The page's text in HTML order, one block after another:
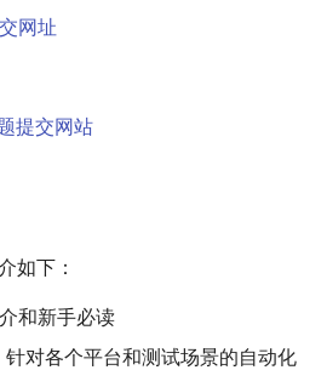
网址
提交网站
如下：
和新手必读
针对各个平台和测试场景的自动化